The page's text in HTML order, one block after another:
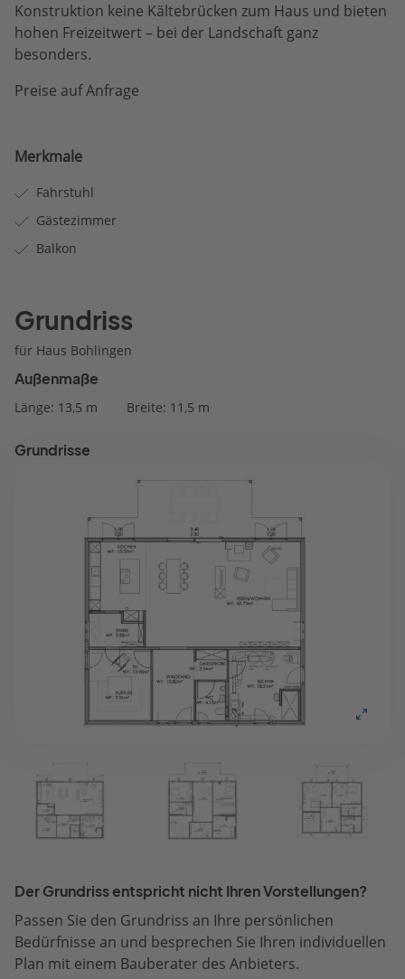
Konstruktion keine Kältebrücken zum Haus und bieten
hohen Freizeitwert – bei der Landschaft ganz
besonders.
Preise auf Anfrage
Merkmale
Fahrstuhl
Gästezimmer
Balkon
Grundriss
für Haus Bohlingen
Außenmaße
Länge: 13,5 m Breite: 11,5 m
Grundrisse
Der Grundriss entspricht nicht Ihren Vorstellungen?
Passen Sie den Grundriss an Ihre persönlichen
Bedürfnisse an und besprechen Sie Ihren individuellen
Plan mit einem Bauberater des Anbieters.